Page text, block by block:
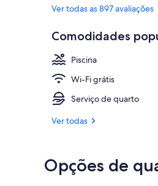
Ver todas as 897 avaliações
Comodidades
Piscina
Wi-Fi grátis
Serviço de quarto
Ver todas
Opções de